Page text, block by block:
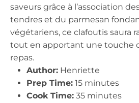
saveurs grâce à l’association
tendres et du parmesan
végétariens, ce clafoutis saura
tout en apportant une touche
repas.
Author: Henriette
Prep Time: 15 minutes
Cook Time: 35 minutes